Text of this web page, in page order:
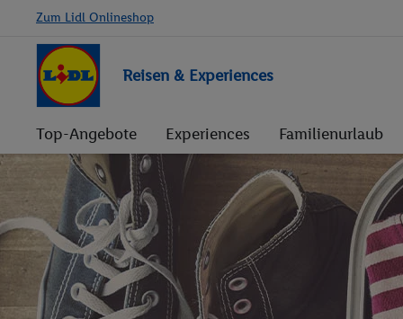
Zum Lidl Onlineshop
Reisen & Experiences
Top-Angebote Experiences Familienurlaub